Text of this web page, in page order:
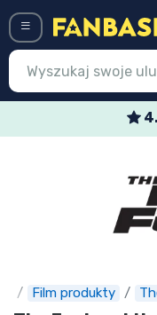
Film produkty
Najnowsze
Doręczenie